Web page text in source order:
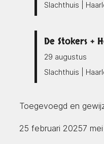
Slachthuis |
De Stokers +
29 augustus
Slachthuis |
Toegevoegd en
25 februari 20257